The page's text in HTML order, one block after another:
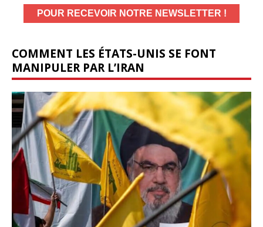
COMMENT LES ÉTATS-UNIS SE FONT
MANIPULER PAR L’IRAN